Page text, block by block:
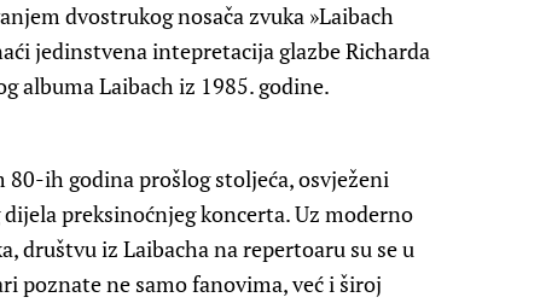
dvostrukog nosača zvuka »Laibach
jedinstvena intepretacija glazbe Richarda
albuma Laibach iz 1985. godine.
ih godina prošlog stoljeća, osvježeni
preksinoćnjeg koncerta. Uz moderno
društvu iz Laibacha na repertoaru su se u
poznate ne samo fanovima, već i široj